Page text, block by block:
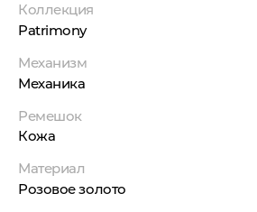
Коллекция
Patrimony
Механизм
Механика
Ремешок
Кожа
Материал
Розовое золото